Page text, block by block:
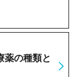
薬の種類と